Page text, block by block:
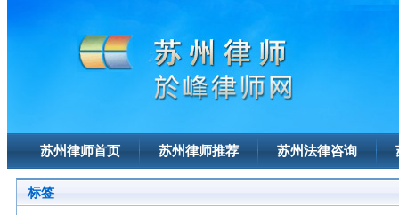
苏州律师首页 苏州律师推荐 苏州法律咨询
标签